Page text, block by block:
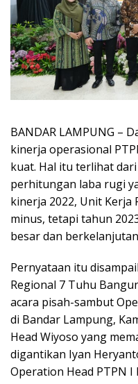
BANDAR LAMPUNG –
kinerja operasional
kuat. Hal itu terlihat
perhitungan laba rugi
kinerja 2022, Unit Kerja
minus, tetapi tahun
besar dan
Pernyataan itu
Regional 7 Tuhu
acara pisah-sambut
di Bandar Lampung,
Head Wiyoso yang
digantikan Iyan
Operation Head PTPN I